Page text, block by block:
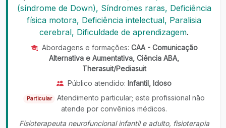
(síndrome de Down), Síndromes raras, Deficiência
física motora, Deficiência intelectual, Paralisia
cerebral, Dificuldade de aprendizagem.
Abordagens e formações: CAA - Comunicação
Alternativa e Aumentativa, Ciência ABA,
Therasuit/Pediasuit
Público atendido: Infantil, Idoso
Particular
Atendimento particular; este profissional não
atende por convênios médicos.
Fisioterapeuta neurofuncional infantil e adulto, fisioterapia